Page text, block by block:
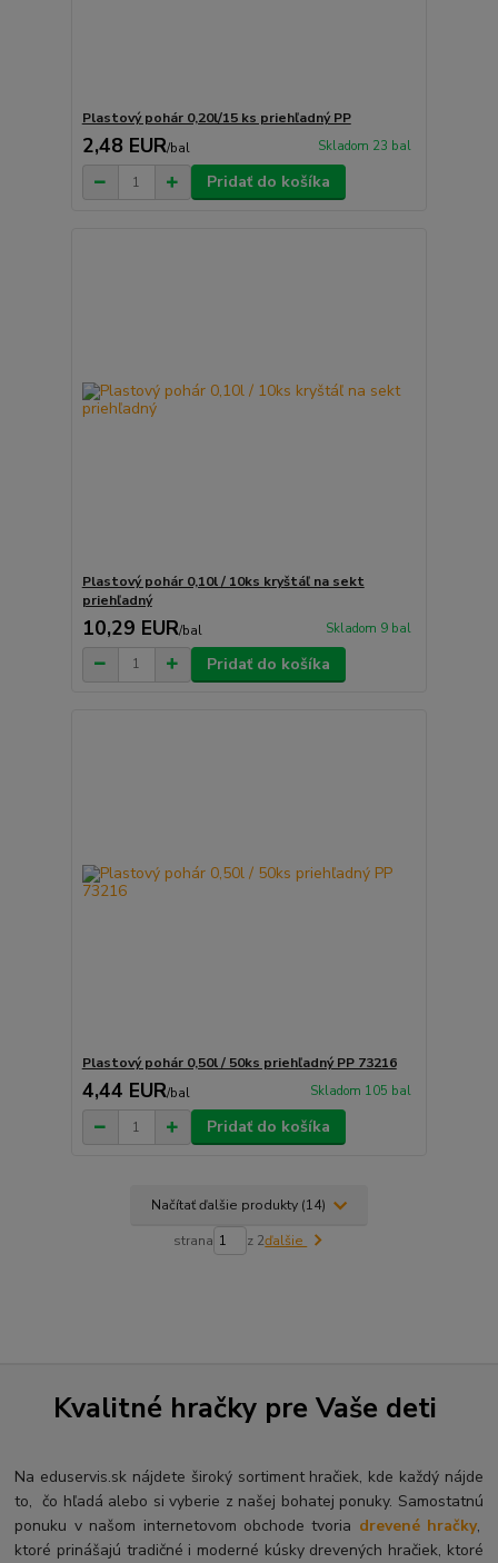
Plastový pohár 0,20l/15 ks priehľadný PP
2,48 EUR/bal Skladom 23 bal
Pridať do košíka
Plastový pohár 0,10l / 10ks kryštáľ na sekt
priehľadný
10,29 EUR/bal Skladom 9 bal
Pridať do košíka
Plastový pohár 0,50l / 50ks priehľadný PP 73216
4,44 EUR/bal Skladom 105 bal
Pridať do košíka
Načítať ďalšie produkty (14)
strana z 2ďalšie
Kvalitné hračky pre Vaše deti
Na eduservis.sk nájdete široký sortiment hračiek, kde každý nájde
to, čo hľadá alebo si vyberie z našej bohatej ponuky. Samostatnú
ponuku v našom internetovom obchode tvoria drevené hračky,
ktoré prinášajú tradičné i moderné kúsky drevených hračiek, ktoré